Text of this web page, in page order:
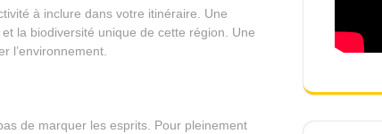
à inclure dans votre itinéraire. Une
la biodiversité unique de cette région. Une
l’environnement.
de marquer les esprits. Pour pleinement